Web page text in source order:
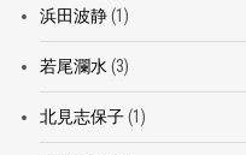
浜田波静(1)
若尾瀾水 (3)
北見志保子(1)